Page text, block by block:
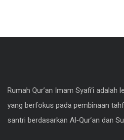
Rumah Qur’an Imam Syafi’i adalah
yang berfokus pada pembinaan
santri berdasarkan Al-Qur’an dan